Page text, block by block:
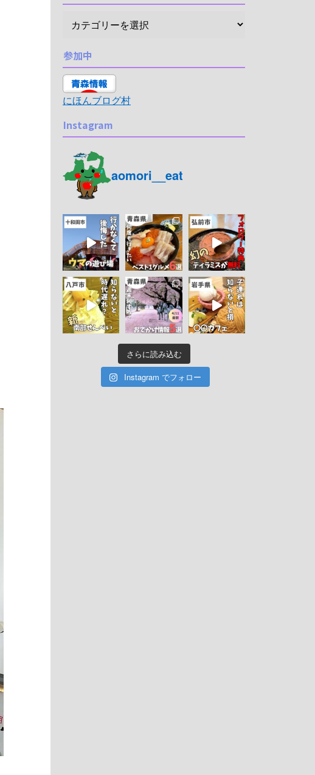
参加中
にほんブログ村
Instagram
aomori__eat
さらに読み込む
Instagram でフォロー